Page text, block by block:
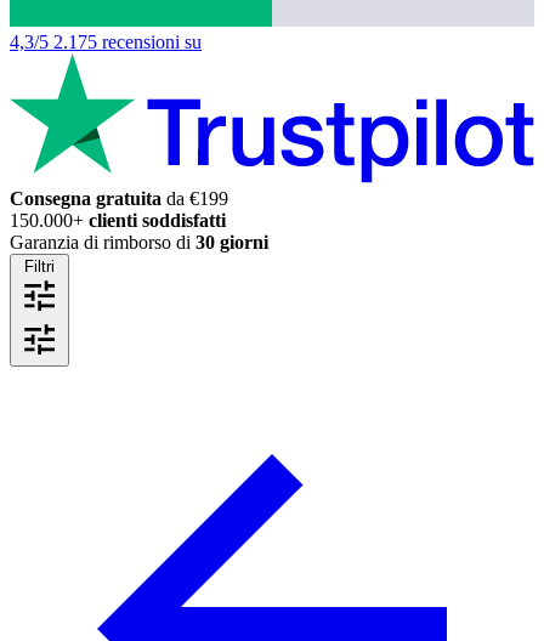
4,3/5 2.175 recensioni su
Consegna gratuita da €199
150.000+ clienti soddisfatti
Garanzia di rimborso di 30 giorni
Filtri